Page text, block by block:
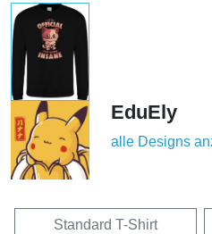
EduEly
alle Designs
Standard T-Shirt